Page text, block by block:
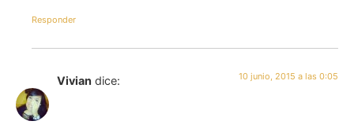
Responder
Vivian dice: 10 junio, 2015 a las 0:05